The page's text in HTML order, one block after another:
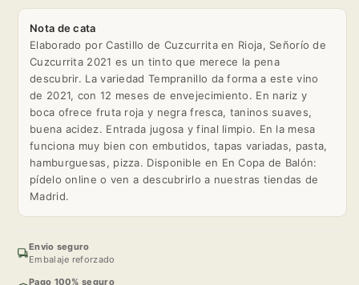
Nota de cata
Elaborado por Castillo de Cuzcurrita en Rioja, Señorío de
Cuzcurrita 2021 es un tinto que merece la pena
descubrir. La variedad Tempranillo da forma a este vino
de 2021, con 12 meses de envejecimiento. En nariz y
boca ofrece fruta roja y negra fresca, taninos suaves,
buena acidez. Entrada jugosa y final limpio. En la mesa
funciona muy bien con embutidos, tapas variadas, pasta,
hamburguesas, pizza. Disponible en En Copa de Balón:
pídelo online o ven a descubrirlo a nuestras tiendas de
Madrid.
Envio seguro
Embalaje reforzado
Pago 100% seguro